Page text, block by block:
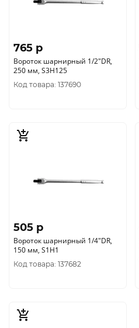
765 p
Вороток шарнирный 1/2"DR,
250 мм, S3H125
Код товара: 137690
505 p
Вороток шарнирный 1/4"DR,
150 мм, S1H1
Код товара: 137682